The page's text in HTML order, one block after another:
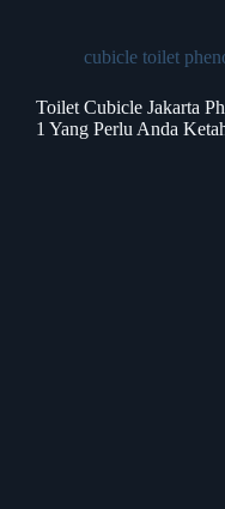
cubicle toilet
Toilet Cubicle Jakarta
1 Yang Perlu Anda